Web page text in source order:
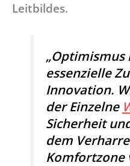
Leitbildes.
„Optimismus
essenzielle
Innovation.
der Einzelne
Sicherheit
dem
Komfortzone